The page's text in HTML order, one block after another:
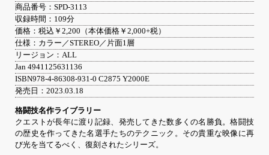
商品番号：SPD-3113
収録時間：109分
価格：税込￥2,200（本体価格￥2,000+税）
仕様：カラー／STEREO／片面1層
リージョン：ALL
Jan 4941125631136
ISBN978-4-86308-931-0 C2875 Y2000E
発売日：2023.03.18
格闘技名作ライブラリー
クエストが長年に渡り記録、発売してきた数多くの名勝負。格闘技
の歴史を作ってきた名選手たちのテクニック。その貴重な映像に再
び光を当てるべく、復刻されたシリーズ。